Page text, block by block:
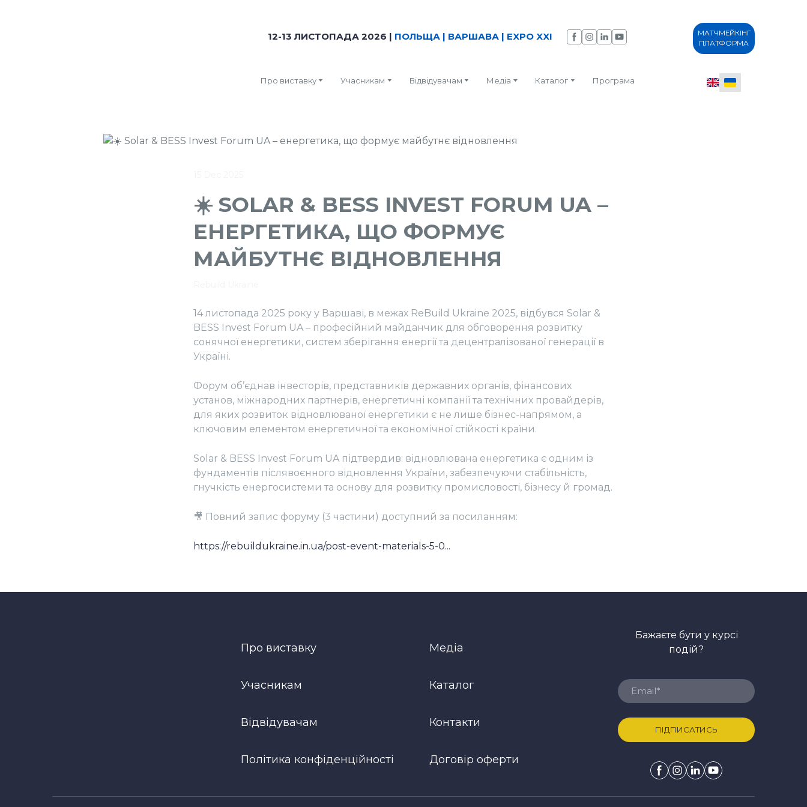
12-13 ЛИСТОПАДА 2026 | ПОЛЬЩА | ВАРШАВА | EXPO XXI
Про виставку Учасникам Відвідувачам Медіа Каталог Програма
МАТЧМЕЙКІНГ
ПЛАТФОРМА
☀️ SOLAR & BESS INVEST FORUM UA –
ЕНЕРГЕТИКА, ЩО ФОРМУЄ
МАЙБУТНЄ ВІДНОВЛЕННЯ
14 листопада 2025 року у Варшаві, в межах ReBuild Ukraine 2025, відбувся Solar &
BESS Invest Forum UA – професійний майданчик для обговорення розвитку
сонячної енергетики, систем зберігання енергії та децентралізованої генерації в
Україні.
Форум об’єднав інвесторів, представників державних органів, фінансових
установ, міжнародних партнерів, енергетичні компанії та технічних провайдерів,
для яких розвиток відновлюваної енергетики є не лише бізнес-напрямом, а
ключовим елементом енергетичної та економічної стійкості країни.
Solar & BESS Invest Forum UA підтвердив: відновлювана енергетика є одним із
фундаментів післявоєнного відновлення України, забезпечуючи стабільність,
гнучкість енергосистеми та основу для розвитку промисловості, бізнесу й громад.
🎥 Повний запис форуму (3 частини) доступний за посиланням:
https://rebuildukraine.in.ua/post-event-materials-5-0...
Про виставку
Учасникам
Відвідувачам
Політика конфіденційності
Медіа
Каталог
Контакти
Договір оферти
Бажаєте бути у курсі
подій?
ПІДПИСАТИСЬ